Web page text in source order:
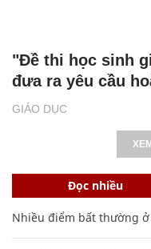
GIÁO DỤC
"Đề thi học sinh
đưa ra yêu cầu
Đọc nhiều
Nhiều điểm bất thường